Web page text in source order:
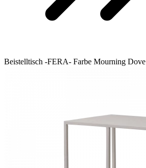
Beistelltisch -FERA- Farbe Mourning Dove